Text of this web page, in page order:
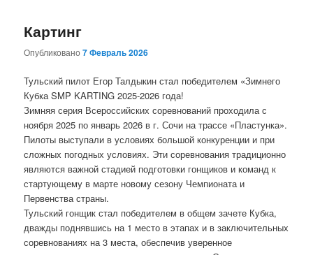
Картинг
Опубликовано7 Февраль 2026
Тульский пилот Егор Талдыкин стал победителем «Зимнего
Кубка SMP KARTING 2025-2026 года!
Зимняя серия Всероссийских соревнований проходила с
ноября 2025 по январь 2026 в г. Сочи на трассе «Пластунка».
Пилоты выступали в условиях большой конкуренции и при
сложных погодных условиях. Эти соревнования традиционно
являются важной стадией подготовки гонщиков и команд к
стартующему в марте новому сезону Чемпионата и
Первенства страны.
Тульский гонщик стал победителем в общем зачете Кубка,
дважды поднявшись на 1 место в этапах и в заключительных
соревнованиях на 3 места, обеспечив уверенное